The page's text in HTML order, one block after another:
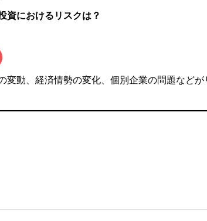
資におけるリスクは？
変動、経済情勢の変化、個別企業の問題などが